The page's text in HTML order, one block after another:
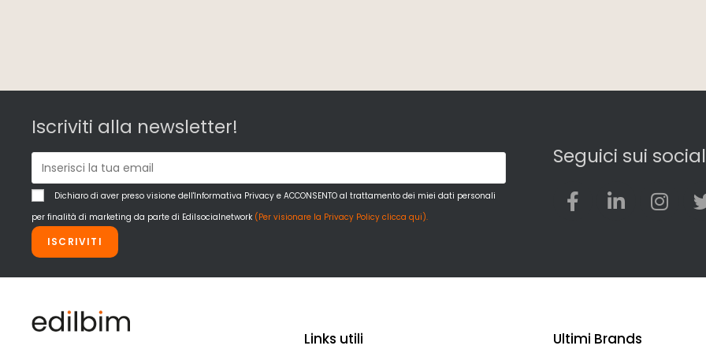
Iscriviti alla newsletter!
Dichiaro di aver preso visione dell'Informativa Privacy e ACCONSENTO al trattamento dei miei dati personali
per finalità di marketing da parte di Edilsocialnetwork (Per visionare la Privacy Policy clicca qui).
ISCRIVITI
Seguici sui social
Links utili Ultimi Brands